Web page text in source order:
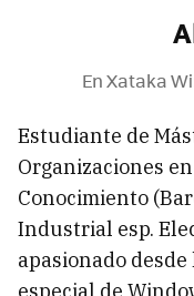
En Xataka
Estudiante de
Organizaciones
Conocimiento
Industrial esp.
apasionado desde